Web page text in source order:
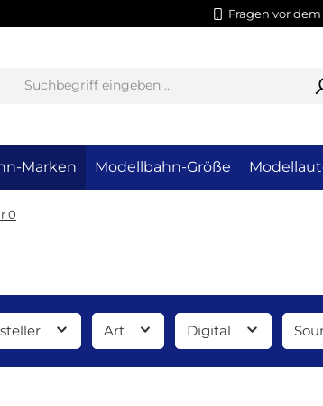
Fragen vor dem
Marken Modellbahn-Größe
0
Art Digital